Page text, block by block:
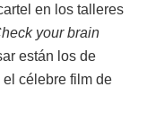
en los talleres
your brain
están los de
célebre film de